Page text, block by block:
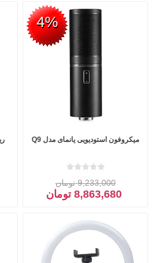
4%
میکروفون استودیویی یانمای مدل Q9
9,233,000 تومان
8,863,680 تومان